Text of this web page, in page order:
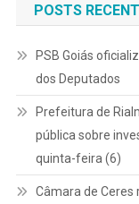
POSTS
PSB Goiás
dos Deputados
Prefeitura de
pública sobre
quinta-feira (6)
Câmara de Ceres